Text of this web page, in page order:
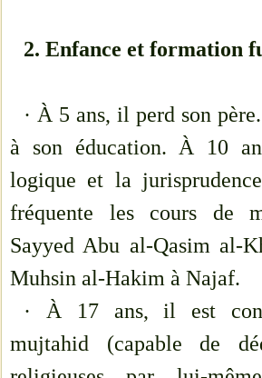
2. Enfance et formation
· À 5 ans, il perd son
à son éducation. À 10
logique et la
fréquente les cours de
Sayyed Abu al-Qasim al-
Muhsin al-Hakim à Najaf.
· À 17 ans, il est
mujtahid (capable de